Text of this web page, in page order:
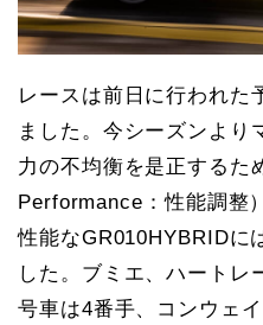
レースは前日に行われた
ました。今シーズンより
力の不均衡を是正するた
Performance：性能調整
性能なGR010HYBRIDに
した。ブミエ、ハートレ
号車は4番手、コンウェ